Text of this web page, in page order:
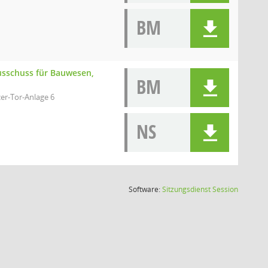
BM
für Bauwesen,
Tor-Anlage 6
BM
NS
Software:SitzungsdienstSession(Wird in